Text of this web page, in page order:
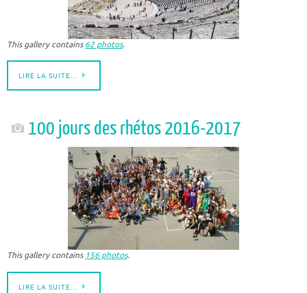
This gallery contains 62 photos.
LIRE LA SUITE…
100 jours des rhétos 2016-2017
This gallery contains 156 photos.
LIRE LA SUITE…